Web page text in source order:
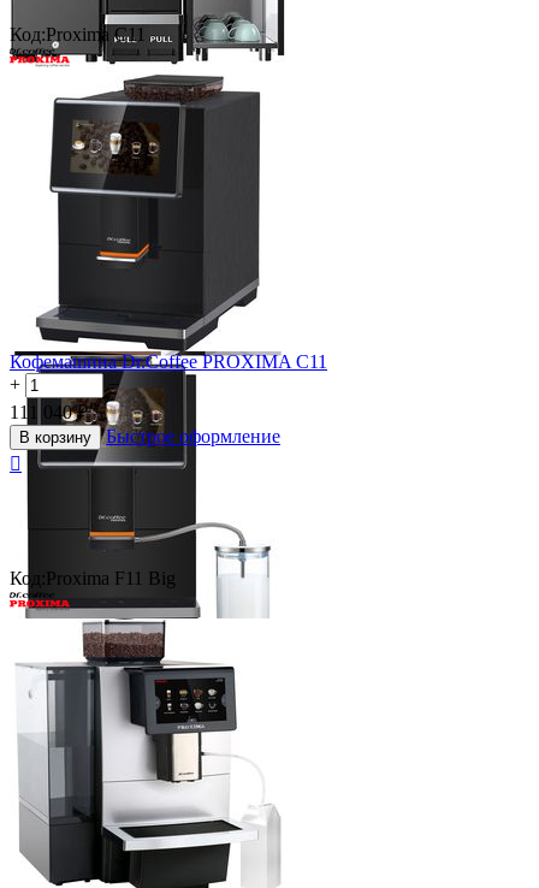
Код:Proxima C11
Кофемашина Dr.Coffee PROXIMA C11
+
−
111 040 ₽
В корзину
Быстрое оформление

Код:Proxima F11 Big